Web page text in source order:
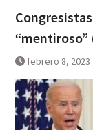
“mentiroso”
febrero 8, 2023